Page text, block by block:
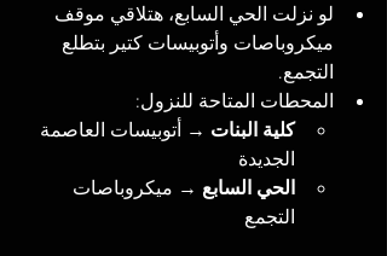
لو نزلت الحي السابع، هتلاقي موقف
ميكروباصات وأتوبيسات كتير بتطلع
التجمع.
المحطات المتاحة للنزول:
كلية البنات → أتوبيسات العاصمة
الجديدة
الحي السابع → ميكروباصات
التجمع